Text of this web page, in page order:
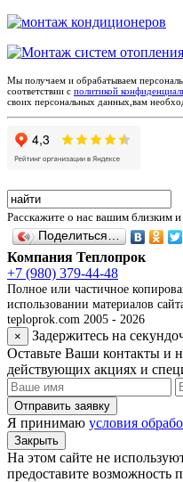
Мы получаем и обрабатываем
соответствии с политикой
своих персональных данных,вам
Расскажите о нас вашим близким
Поделиться…
Компания Теплопрок
+7 (980) 379-44-48
Полное или частичное
использовании материалов
teploprok.com 2005 - 2026
×
Задержитесь на
Оставьте Ваши контакты и
действующих акциях и
Отправить заявку
Я принимаю условия
Закрыть
На этом сайте не
предоставите возможность